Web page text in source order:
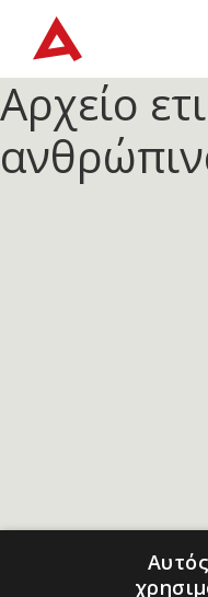
Αρχείο